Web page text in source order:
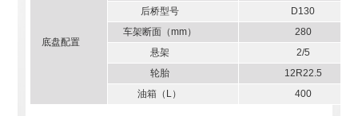
底盘配置
后桥型号
D130
车架断面（mm）
280
悬架
2/5
轮胎
12R22.5
油箱（L）
400